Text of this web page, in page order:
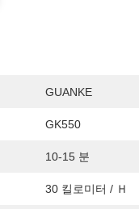
GUANKE
GK550
10-15 분
30 킬로미터 / Ｈ